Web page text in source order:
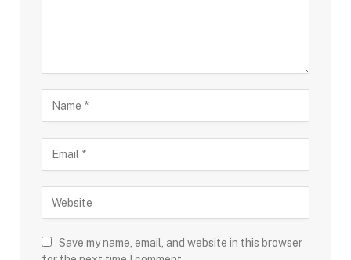
Save my name, email, and website in this browser